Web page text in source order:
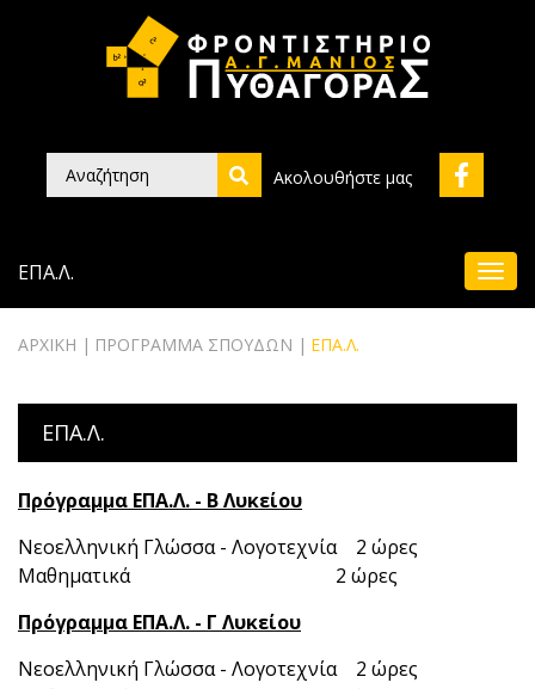
Ακολουθήστε μας
ΕΠΑ.Λ.
ΑΡΧΙΚΗ ΠΡΟΓΡΑΜΜΑ ΣΠΟΥΔΩΝ ΕΠΑ.Λ.
ΕΠΑ.Λ.
Πρόγραμμα ΕΠΑ.Λ. - Β Λυκείου
Νεοελληνική Γλώσσα - Λογοτεχνία 2 ώρες
Μαθηματικά 2 ώρες
Πρόγραμμα ΕΠΑ.Λ. - Γ Λυκείου
Νεοελληνική Γλώσσα - Λογοτεχνία 2 ώρες